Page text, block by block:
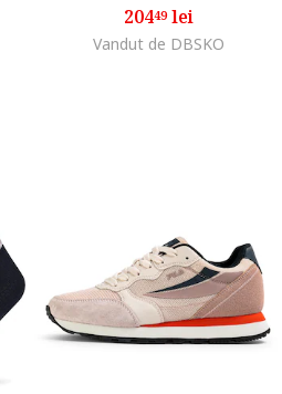
20449lei
Vandut de DBSKO